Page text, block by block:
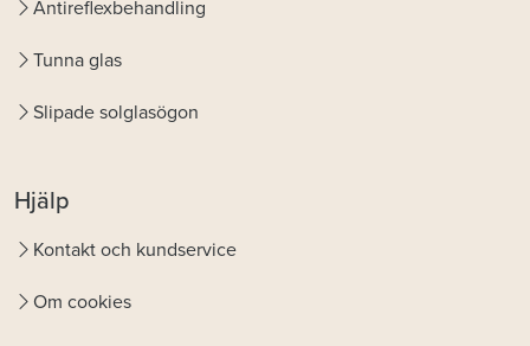
Antireflexbehandling
Tunna glas
Slipade solglasögon
Hjälp
Kontakt och kundservice
Om cookies